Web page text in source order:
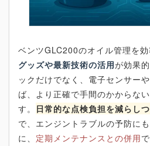
ベンツGLC200のオイル管理を効
グッズや最新技術の活用が効果
ックだけでなく、電子センサー
ば、より正確で手間のかからな
す。 日常的な点検負担を減らし
で、エンジントラブルの予防に
に、 定期メンテナンスとの併用